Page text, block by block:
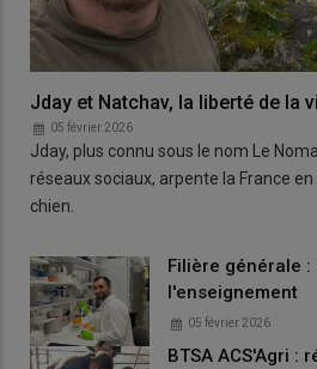
Jday et Natchav, la liberté de la
05 février 2026
Jday, plus connu sous le nom Le
réseaux sociaux, arpente la France
chien.
Filière générale
l'enseignement
05 février 2026
BTSA ACS'Agri :